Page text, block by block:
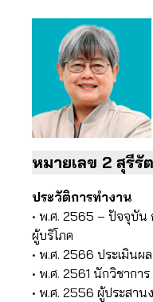
หมายเลข 2 สุรีรั
ประวัติการทำงาน
• พ.ศ. 2565 – ปัจจุบัน
ผู้บริโภค
• พ.ศ. 2566 ประเมินผ
• พ.ศ. 2561 นักวิชากา
• พ.ศ. 2556 ผู้ประสา